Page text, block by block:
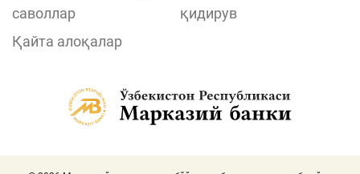
саволлар
қидирув
Қайта алоқалар